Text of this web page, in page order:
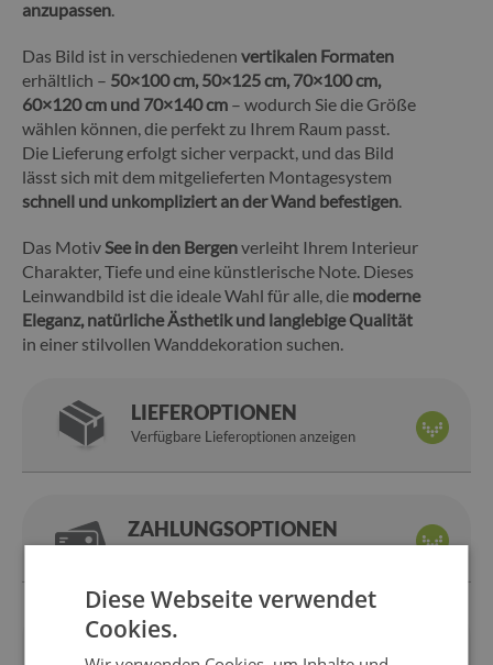
anzupassen.
Das Bild ist in verschiedenen vertikalen Formaten
erhältlich – 50×100 cm, 50×125 cm, 70×100 cm,
60×120 cm und 70×140 cm – wodurch Sie die Größe
wählen können, die perfekt zu Ihrem Raum passt.
Die Lieferung erfolgt sicher verpackt, und das Bild
lässt sich mit dem mitgelieferten Montagesystem
schnell und unkompliziert an der Wand befestigen.
Das MotivSee in den Bergenverleiht Ihrem Interieur
Charakter, Tiefe und eine künstlerische Note. Dieses
Leinwandbild ist die ideale Wahl für alle, die moderne
Eleganz, natürliche Ästhetik und langlebige Qualität
in einer stilvollen Wanddekoration suchen.
LIEFEROPTIONEN
Verfügbare Lieferoptionen anzeigen
ZAHLUNGSOPTIONEN
Wir sind 14 Tagefür
Diese Webseite verwendet
Cookies.